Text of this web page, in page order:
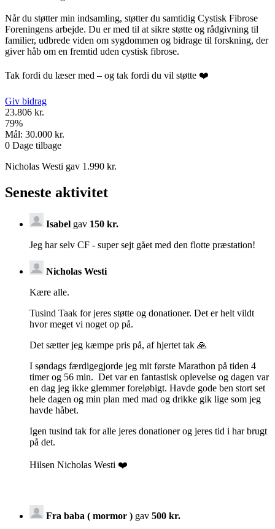
Når du støtter min indsamling, støtter du samtidig Cystisk Fibrose
Foreningens arbejde. Du er med til at sikre støtte og rådgivning til
familier, udbrede viden om sygdommen og bidrage til forskning, der
giver håb om en fremtid uden cystisk fibrose.
Tak fordi du læser med – og tak fordi du vil støtte ❤️
Giv bidrag
23.806 kr.
79%
Mål: 30.000 kr.
0 Dage tilbage
Nicholas Westi gav 1.990 kr.
Seneste aktivitet
Isabel gav 150 kr.
Jeg har selv CF - super sejt gået med den flotte præstation!
Nicholas Westi
Kære alle.
Tusind Taak for jeres støtte og donationer. Det er helt vildt
hvor meget vi noget op på.
Det sætter jeg kæmpe pris på, af hjertet tak 🙏
I søndags færdigegjorde jeg mit første Marathon på tiden 4
timer og 56 min. Det var en fantastisk oplevelse og dagen var
en dag jeg ikke glemmer foreløbigt. Havde gode ben stort set
hele dagen og min plan med mad og drikke gik lige som jeg
havde håbet.
Igen tusind tak for alle jeres donationer og jeres tid i har brugt
på det.
Hilsen Nicholas Westi ❤️
Fra baba ( mormor ) gav 500 kr.